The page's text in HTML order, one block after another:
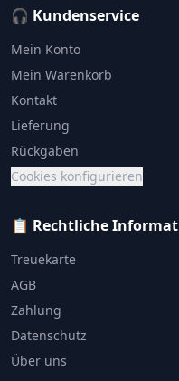
🎧 Kundenservice
Mein Konto
Mein Warenkorb
Kontakt
Lieferung
Rückgaben
Cookies konfigurieren
📋 Rechtliche
Treuekarte
AGB
Zahlung
Datenschutz
Über uns